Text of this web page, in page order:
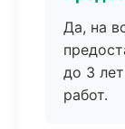
Да, на
до 3
работ.